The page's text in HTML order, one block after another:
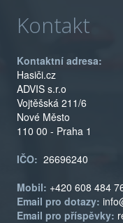
Kontakt
Kontaktní adresa:
Hasiči.cz
ADVIS s.r.o
Vojtěšská 211/6
Nové Město
110 00 - Praha 1
IČO: 26696240
Mobil: +420 608 484
Email pro dotazy:
Email pro příspěvky: